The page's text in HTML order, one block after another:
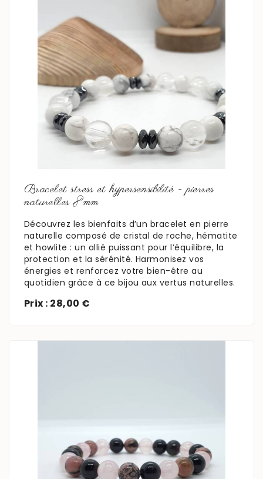
Bracelet stress et hypersensibilité - pierres
naturelles 8mm
Découvrez les bienfaits d’un bracelet en pierre
naturelle composé de cristal de roche, hématite
et howlite : un allié puissant pour l’équilibre, la
protection et la sérénité. Harmonisez vos
énergies et renforcez votre bien-être au
quotidien grâce à ce bijou aux vertus naturelles.
Prix : 28,00 €